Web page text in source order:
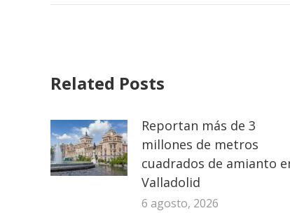
Related Posts
Reportan más de 3
millones de metros
cuadrados de amianto
Valladolid
6 agosto, 2026